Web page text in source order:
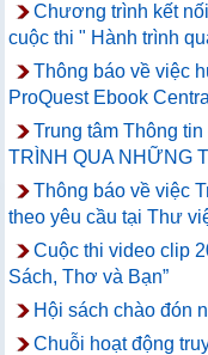
Chương trình kết
cuộc thi " Hành trình
Thông báo về việc
ProQuest Ebook Central
Trung tâm Thông
TRÌNH QUA NHỮNG
Thông báo về việc
theo yêu cầu tại Thư
Cuộc thi video clip
Sách, Thơ và Bạn”
Hội sách chào đón
Chuỗi hoạt động